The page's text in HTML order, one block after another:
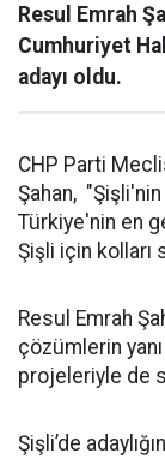
Resul Emrah
Cumhuriyet
adayı oldu.
CHP Parti
Şahan,
Türkiye'nin en
Şişli için kolları
Resul Emrah
çözümlerin
projeleriyle de
Şişli’de